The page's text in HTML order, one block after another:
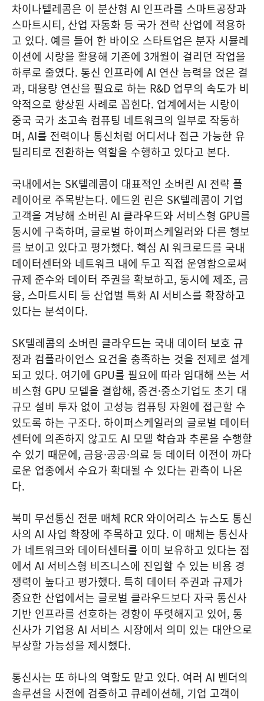
차이나텔레콤은 이 분산형 AI 인프라를 스마트공장과
스마트시티, 산업 자동화 등 국가 전략 산업에 적용하
고 있다. 예를 들어 한 바이오 스타트업은 분자 시뮬레
이션에 시랑을 활용해 기존에 3개월이 걸리던 작업을
하루로 줄였다. 통신 인프라에 AI 연산 능력을 얹은 결
과, 대용량 연산을 필요로 하는 R&D 업무의 속도가 비
약적으로 향상된 사례로 꼽힌다. 업계에서는 시랑이
중국 국가 초고속 컴퓨팅 네트워크의 일부로 작동하
며, AI를 전력이나 통신처럼 어디서나 접근 가능한 유
틸리티로 전환하는 역할을 수행하고 있다고 본다.
국내에서는 SK텔레콤이 대표적인 소버린 AI 전략 플
레이어로 주목받는다. 에드윈 린은 SK텔레콤이 기업
고객을 겨냥해 소버린 AI 클라우드와 서비스형 GPU를
동시에 구축하며, 글로벌 하이퍼스케일러와 다른 행보
를 보이고 있다고 평가했다. 핵심 AI 워크로드를 국내
데이터센터와 네트워크 내에 두고 직접 운영함으로써
규제 준수와 데이터 주권을 확보하고, 동시에 제조, 금
융, 스마트시티 등 산업별 특화 AI 서비스를 확장하고
있다는 분석이다.
SK텔레콤의 소버린 클라우드는 국내 데이터 보호 규
정과 컴플라이언스 요건을 충족하는 것을 전제로 설계
되고 있다. 여기에 GPU를 필요에 따라 임대해 쓰는 서
비스형 GPU 모델을 결합해, 중견·중소기업도 초기 대
규모 설비 투자 없이 고성능 컴퓨팅 자원에 접근할 수
있도록 하는 구조다. 하이퍼스케일러의 글로벌 데이터
센터에 의존하지 않고도 AI 모델 학습과 추론을 수행할
수 있기 때문에, 금융·공공·의료 등 데이터 이전이 까다
로운 업종에서 수요가 확대될 수 있다는 관측이 나온
다.
북미 무선통신 전문 매체 RCR 와이어리스 뉴스도 통신
사의 AI 사업 확장에 주목하고 있다. 이 매체는 통신사
가 네트워크와 데이터센터를 이미 보유하고 있다는 점
에서 AI 서비스형 비즈니스에 진입할 수 있는 비용 경
쟁력이 높다고 평가했다. 특히 데이터 주권과 규제가
중요한 산업에서는 글로벌 클라우드보다 자국 통신사
기반 인프라를 선호하는 경향이 뚜렷해지고 있어, 통
신사가 기업용 AI 서비스 시장에서 의미 있는 대안으로
부상할 가능성을 제시했다.
통신사는 또 하나의 역할도 맡고 있다. 여러 AI 벤더의
솔루션을 사전에 검증하고 큐레이션해, 기업 고객이